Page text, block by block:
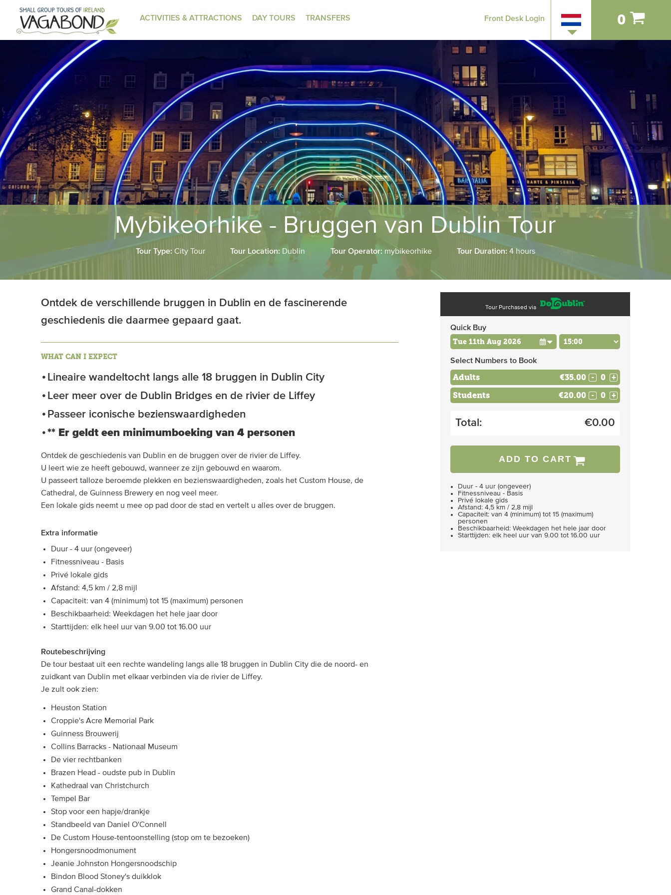
ACTIVITIES & ATTRACTIONS DAY TOURS TRANSFERS Front Desk Login 0
Mybikeorhike - Bruggen van Dublin Tour
Tour Type:City Tour Tour Location: Dublin Tour Operator: mybikeorhike Tour Duration: 4 hours
Ontdek de verschillende bruggen in Dublin en de fascinerende
geschiedenis die daarmee gepaard gaat.
WHAT CAN I EXPECT
Lineaire wandeltocht langs alle 18 bruggen in Dublin City
Leer meer over de Dublin Bridges en de rivier de Liffey
Passeer iconische bezienswaardigheden
** Er geldt een minimumboeking van 4 personen
Ontdek de geschiedenis van Dublin en de bruggen over de rivier de Liffey.
U leert wie ze heeft gebouwd, wanneer ze zijn gebouwd en waarom.
U passeert talloze beroemde plekken en bezienswaardigheden, zoals het Custom House, de
Cathedral, de Guinness Brewery en nog veel meer.
Een lokale gids neemt u mee op pad door de stad en vertelt u alles over de bruggen.
Extra informatie
Duur - 4 uur (ongeveer)
Fitnessniveau - Basis
Privé lokale gids
Afstand: 4,5 km / 2,8 mijl
Capaciteit: van 4 (minimum) tot 15 (maximum) personen
Beschikbaarheid: Weekdagen het hele jaar door
Starttijden: elk heel uur van 9.00 tot 16.00 uur
Routebeschrijving
De tour bestaat uit een rechte wandeling langs alle 18 bruggen in Dublin City die de noord- en
zuidkant van Dublin met elkaar verbinden via de rivier de Liffey.
Je zult ook zien:
Heuston Station
Croppie's Acre Memorial Park
Guinness Brouwerij
Collins Barracks - Nationaal Museum
De vier rechtbanken
Brazen Head - oudste pub in Dublin
Kathedraal van Christchurch
Tempel Bar
Stop voor een hapje/drankje
Standbeeld van Daniel O'Connell
De Custom House-tentoonstelling (stop om te bezoeken)
Hongersnoodmonument
Jeanie Johnston Hongersnoodschip
Bindon Blood Stoney's duikklok
Grand Canal-dokken
Tour Purchased via
Quick Buy
Select Numbers to Book
Adults €35.00 - +
Students €20.00 - +
Total: €0.00
ADD TO CART
Duur - 4 uur (ongeveer)
Fitnessniveau - Basis
Privé lokale gids
Afstand: 4,5 km / 2,8 mijl
Capaciteit: van 4 (minimum) tot 15 (maximum)
personen
Beschikbaarheid: Weekdagen het hele jaar door
Starttijden: elk heel uur van 9.00 tot 16.00 uur